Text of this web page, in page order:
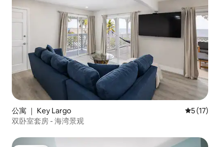
公寓 ｜ Key Largo 平均评分
5 (17)
双卧室套房 - 海湾景观